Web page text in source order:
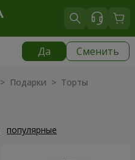
Да Сменить
> Подарки > Торты
популярные